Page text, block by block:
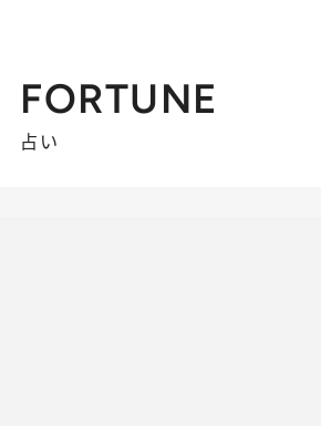
FORTUNE
占い